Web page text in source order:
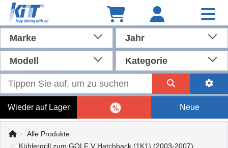
Marke Jahr
Modell Kategorie
Wieder auf Lager Neue
Alle Produkte
Kühlergrill zum GOLF V Hatchback (1K1) (2003-2007)